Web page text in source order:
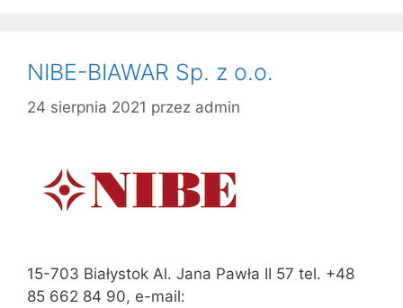
NIBE-BIAWAR Sp. z o.o.
24 sierpnia 2021 przez admin
15-703 Białystok Al. Jana Pawła II 57 tel. +48
85 662 84 90, e-mail: